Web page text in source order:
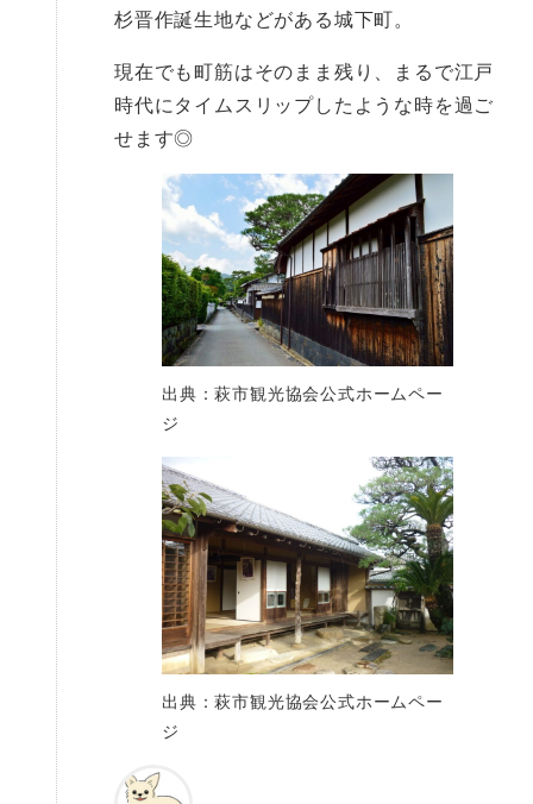
杉晋作誕生地などがある城下町。
現在でも町筋はそのまま残り、まるで江戸
時代にタイムスリップしたような時を過ご
せます◎
出典：萩市観光協会公式ホームペー
ジ
出典：萩市観光協会公式ホームペー
ジ